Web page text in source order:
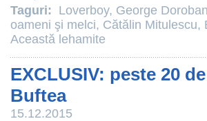
Taguri: Loverboy, George
oameni şi melci, Cătălin Mitulescu,
Această lehamite
EXCLUSIV: peste 20
Buftea
15.12.2015